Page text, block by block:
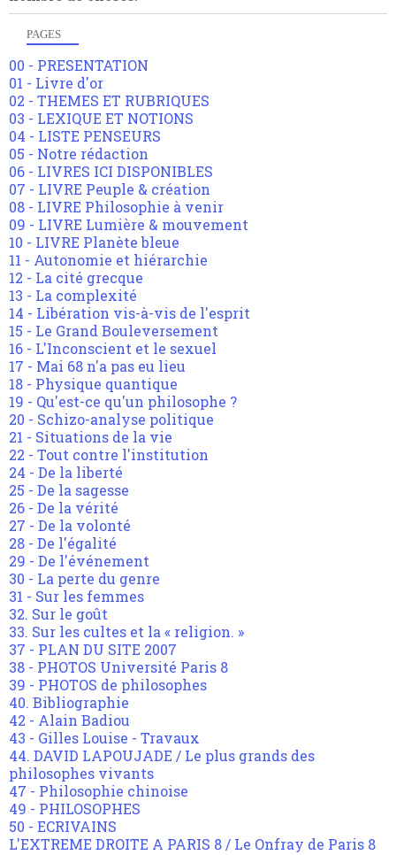
PAGES
00 - PRESENTATION
01 - Livre d'or
02 - THEMES ET RUBRIQUES
03 - LEXIQUE ET NOTIONS
04 - LISTE PENSEURS
05 - Notre rédaction
06 - LIVRES ICI DISPONIBLES
07 - LIVRE Peuple & création
08 - LIVRE Philosophie à venir
09 - LIVRE Lumière & mouvement
10 - LIVRE Planète bleue
11 - Autonomie et hiérarchie
12 - La cité grecque
13 - La complexité
14 - Libération vis-à-vis de l'esprit
15 - Le Grand Bouleversement
16 - L'Inconscient et le sexuel
17 - Mai 68 n'a pas eu lieu
18 - Physique quantique
19 - Qu'est-ce qu'un philosophe ?
20 - Schizo-analyse politique
21 - Situations de la vie
22 - Tout contre l'institution
24 - De la liberté
25 - De la sagesse
26 - De la vérité
27 - De la volonté
28 - De l'égalité
29 - De l'événement
30 - La perte du genre
31 - Sur les femmes
32. Sur le goût
33. Sur les cultes et la « religion. »
37 - PLAN DU SITE 2007
38 - PHOTOS Université Paris 8
39 - PHOTOS de philosophes
40. Bibliographie
42 - Alain Badiou
43 - Gilles Louise - Travaux
44. DAVID LAPOUJADE / Le plus grands des
philosophes vivants
47 - Philosophie chinoise
49 - PHILOSOPHES
50 - ECRIVAINS
L'EXTREME DROITE A PARIS 8 / Le Onfray de Paris 8